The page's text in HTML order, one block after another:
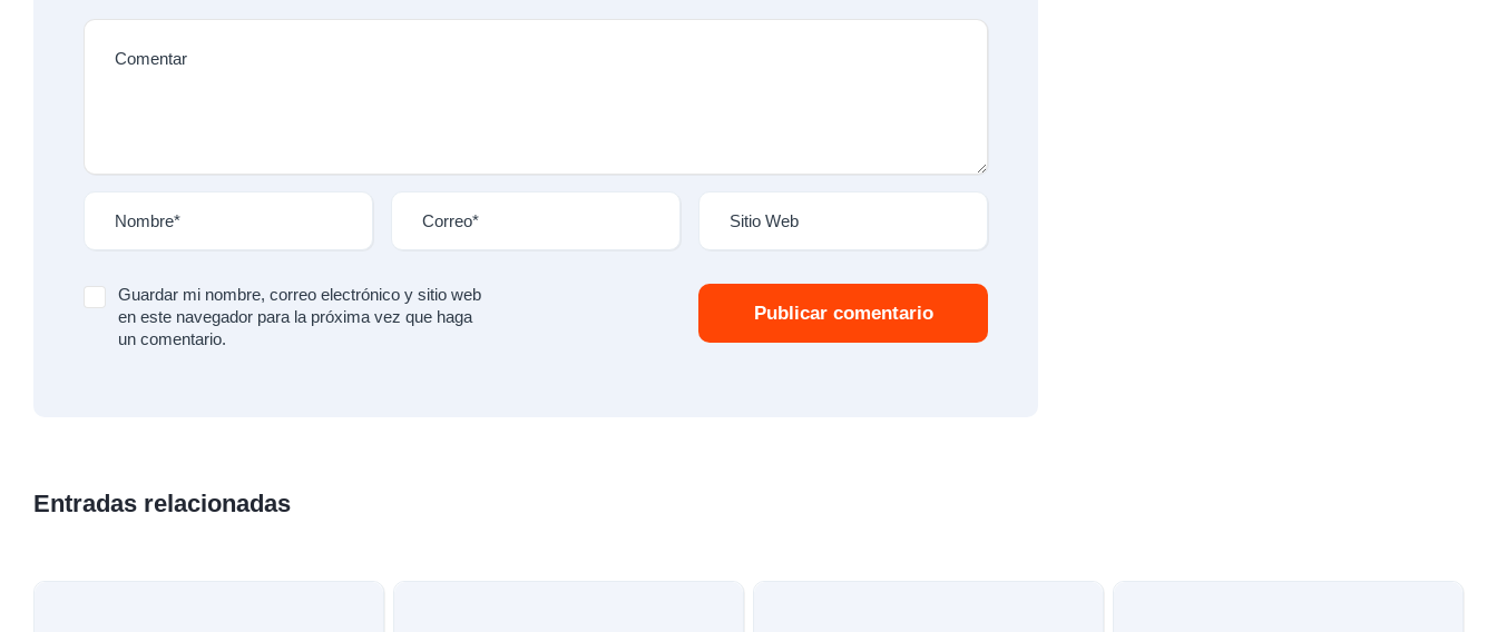
Guardar mi nombre, correo electrónico y sitio web
en este navegador para la próxima vez que haga
un comentario.
Publicar comentario
Entradas relacionadas